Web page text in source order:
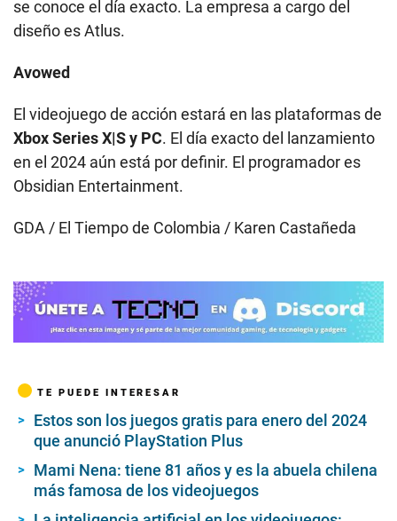
se conoce el día exacto. La empresa a cargo del
diseño es Atlus.
Avowed
El videojuego de acción estará en las plataformas de
Xbox Series X|S y PC. El día exacto del lanzamiento
en el 2024 aún está por definir. El programador es
Obsidian Entertainment.
GDA / El Tiempo de Colombia / Karen Castañeda
TE PUEDE INTERESAR
Estos son los juegos gratis para enero del 2024
que anunció PlayStation Plus
Mami Nena: tiene 81 años y es la abuela chilena
más famosa de los videojuegos